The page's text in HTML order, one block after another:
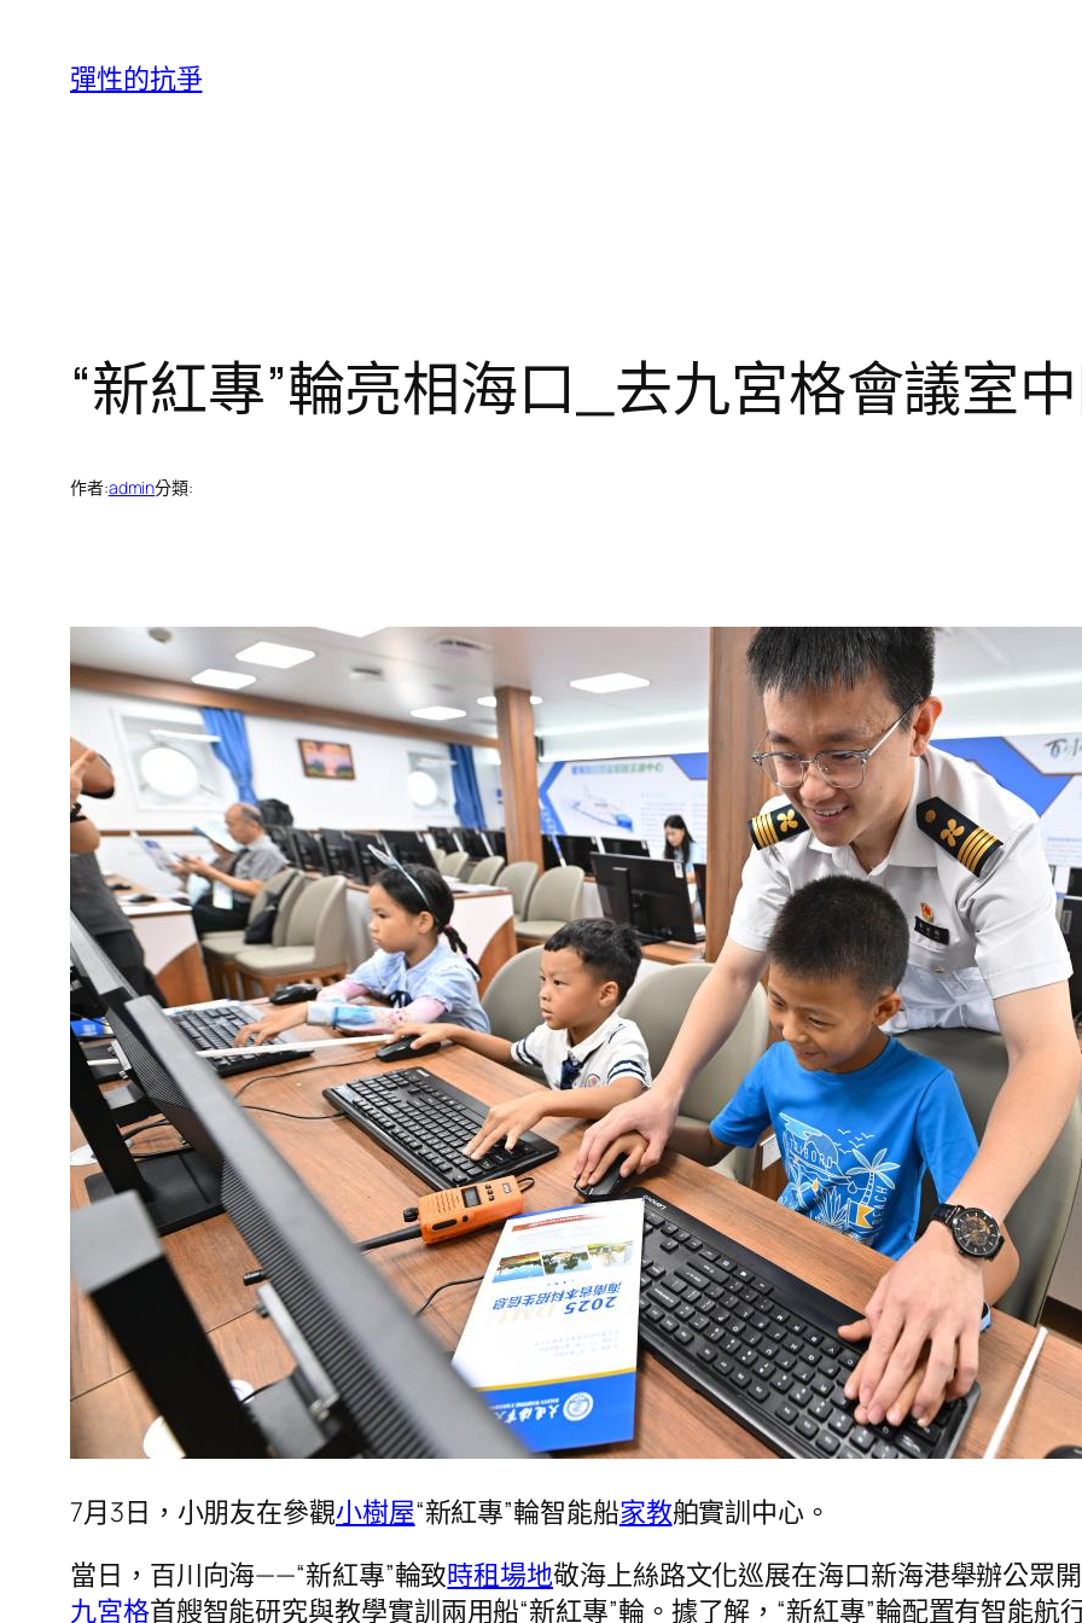
彈性的抗爭
“新紅專”輪亮相海口_去九宮格會議室
作者:admin分類:
7月3日，小朋友在參觀小樹屋“新紅專”輪智能船家教舶實訓中心。
當日，百川向海——“新紅專”輪致時租場地敬海上絲路文化巡展在海口新海港舉辦公眾
九宮格首艘智能研究與教學實訓兩用船“新紅專”輪。據了解，“新紅專”輪配置有智能